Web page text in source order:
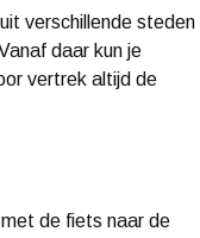
verschillende steden
daar kun je
vertrek altijd de
de fiets naar de